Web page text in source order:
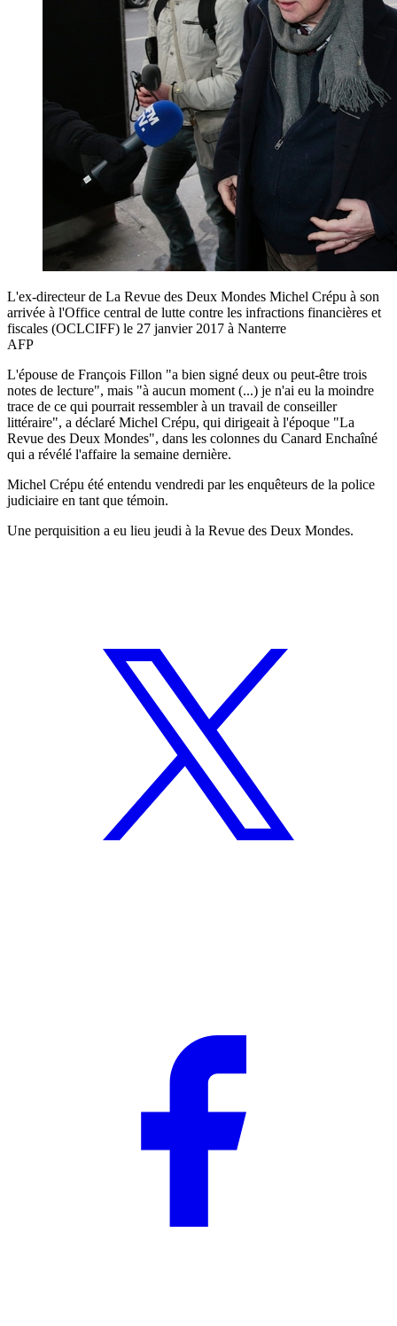
L'ex-directeur de La Revue des Deux Mondes Michel Crépu à son
arrivée à l'Office central de lutte contre les infractions financières et
fiscales (OCLCIFF) le 27 janvier 2017 à Nanterre
AFP
L'épouse de François Fillon "a bien signé deux ou peut-être trois
notes de lecture", mais "à aucun moment (...) je n'ai eu la moindre
trace de ce qui pourrait ressembler à un travail de conseiller
littéraire", a déclaré Michel Crépu, qui dirigeait à l'époque "La
Revue des Deux Mondes", dans les colonnes du Canard Enchaîné
qui a révélé l'affaire la semaine dernière.
Michel Crépu été entendu vendredi par les enquêteurs de la police
judiciaire en tant que témoin.
Une perquisition a eu lieu jeudi à la Revue des Deux Mondes.